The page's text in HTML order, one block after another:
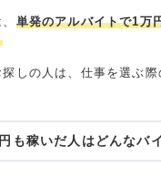
単発のアルバイトで1万
しの人は、仕事を選ぶ
も稼いだ人はどんなバ